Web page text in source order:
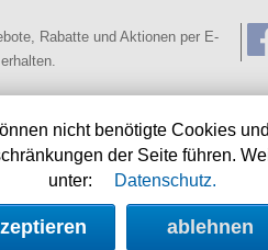
Rabatte und Aktionen per E-
(optional)
nicht benötigte Cookies
der Seite führen.
unter:
Datenschutz.
ablehnen